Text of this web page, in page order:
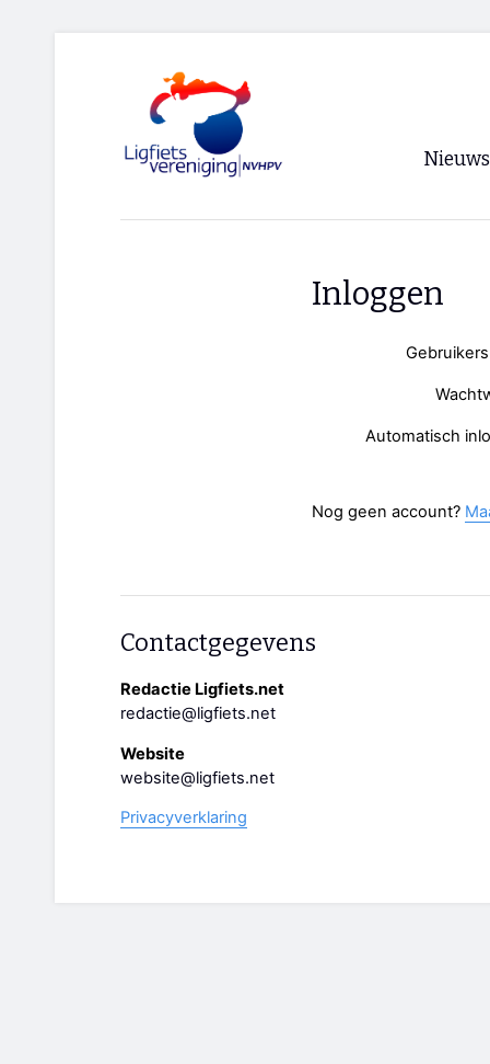
Nieuws
Inloggen
Automatisch
Nog geen account?
Contactgegevens
Redactie Ligfiets.net
redactie@ligfiets.net
Website
website@ligfiets.net
Privacyverklaring